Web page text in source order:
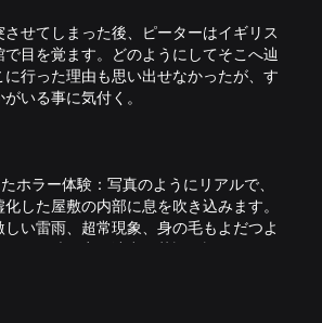
せてしまった後、ピーターはイギリス
目を覚ます。どのようにしてそこへ辿
に行った理由も思い出せなかったが、す
いる事に気付く。
ホラー体験：写真のようにリアルで、
した屋敷の内部に息を吹き込みます。
い雷雨、超常現象、身の毛もよだつよ
て不気味な音の演出と英語の語りがあな
す。